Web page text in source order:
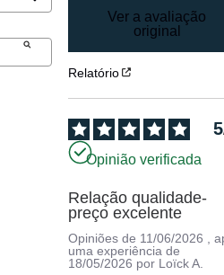
Ver a avaliação
original
Relatório
5
Opinião verificada
Relação qualidade-
preço excelente
Opiniões de 11/06/2026
,
uma experiência de
18/05/2026 por Loïck A.